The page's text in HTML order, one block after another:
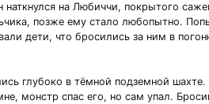
наткнулся на Любиччи, покрытого
позже ему стало любопытно.
дети, что бросились за ним в
глубоко в тёмной подземной
монстр спас его, но сам упал.